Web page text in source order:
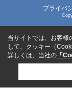
プライバ
当サイトでは、お客様
して、クッキー（
詳しくは、当社の 「